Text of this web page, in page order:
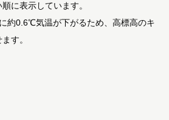
に表示しています。
約0.6℃気温が下がるため、高標高のキ
す。